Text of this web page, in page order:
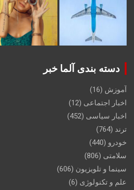
دسته بندی آلما خبر
آموزش (16)
اخبار اجتماعی (12)
اخبار سیاسی (452)
ترند (764)
خودرو (440)
سلامتی (806)
سینما و تلویزیون (606)
علم و تکنولوژی (6)